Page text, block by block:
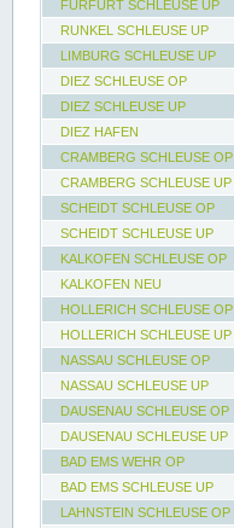
FÜRFURT SCHLEUSE UP
RUNKEL SCHLEUSE UP
LIMBURG SCHLEUSE UP
DIEZ SCHLEUSE OP
DIEZ SCHLEUSE UP
DIEZ HAFEN
CRAMBERG SCHLEUSE OP
CRAMBERG SCHLEUSE UP
SCHEIDT SCHLEUSE OP
SCHEIDT SCHLEUSE UP
KALKOFEN SCHLEUSE OP
KALKOFEN NEU
HOLLERICH SCHLEUSE OP
HOLLERICH SCHLEUSE UP
NASSAU SCHLEUSE OP
NASSAU SCHLEUSE UP
DAUSENAU SCHLEUSE OP
DAUSENAU SCHLEUSE UP
BAD EMS WEHR OP
BAD EMS SCHLEUSE UP
LAHNSTEIN SCHLEUSE OP